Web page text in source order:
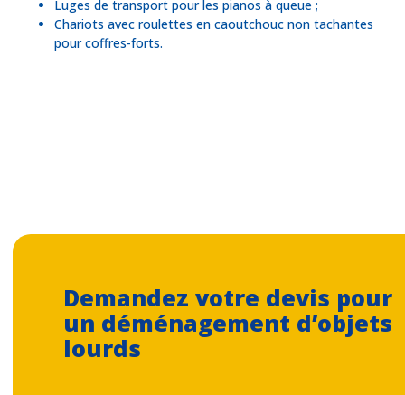
Luges de transport pour les pianos à queue ;
Chariots avec roulettes en caoutchouc non tachantes
pour coffres-forts.
Demandez votre devis pour
un déménagement d’objets
lourds